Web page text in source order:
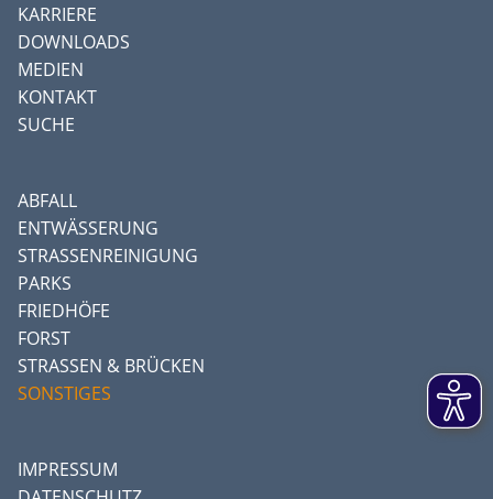
KARRIERE
DOWNLOADS
MEDIEN
KONTAKT
SUCHE
ABFALL
ENTWÄSSERUNG
STRASSENREINIGUNG
PARKS
FRIEDHÖFE
FORST
STRASSEN & BRÜCKEN
SONSTIGES
IMPRESSUM